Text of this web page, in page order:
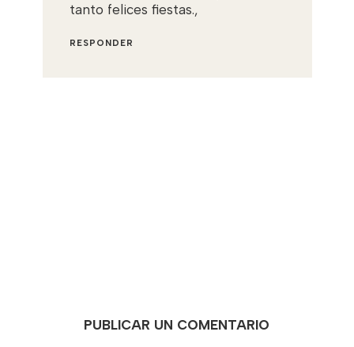
tanto felices fiestas.,
RESPONDER
PUBLICAR UN COMENTARIO